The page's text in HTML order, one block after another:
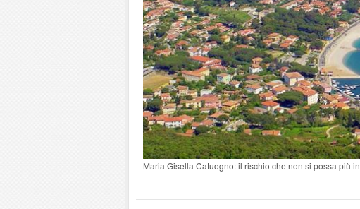
Maria Gisella Catuogno: il rischio che non si possa più